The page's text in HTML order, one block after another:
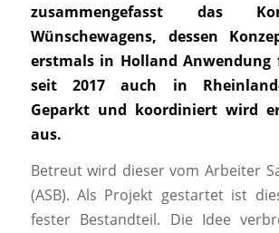
zusammengefasst das
Wünschewagens, dessen
erstmals in Holland Anwendung
seit 2017 auch in
Geparkt und koordiniert wird
aus.
Betreut wird dieser vom Arbeiter
(ASB). Als Projekt gestartet ist
fester Bestandteil. Die Idee